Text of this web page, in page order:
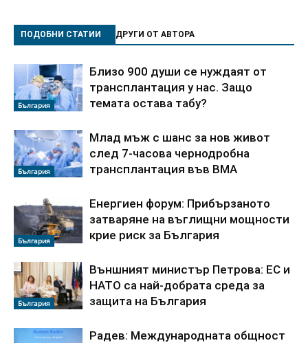
ПОДОБНИ СТАТИИ ДРУГИ ОТ АВТОРА
България
Близо 900 души се нуждаят от
трансплантация у нас. Защо
темата остава табу?
България
Млад мъж с шанс за нов живот
след 7-часова чернодробна
трансплантация във ВМА
България
Енергиен форум: Прибързаното
затваряне на въглищни мощности
крие риск за България
България
Външният министър Петрова: ЕС и
НАТО са най-добрата среда за
защита на България
Радев: Международната общност